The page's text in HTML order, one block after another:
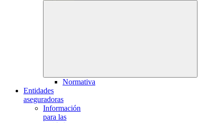
Normativa
Entidades
aseguradoras
Información
para las